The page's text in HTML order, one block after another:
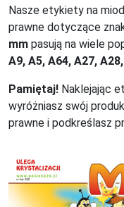
Nasze etykiety na
prawne dotyczące
mm pasują na wiele
A9, A5, A64, A27,
Pamiętaj! Naklejając
wyróżniasz swój
prawne i podkreślasz